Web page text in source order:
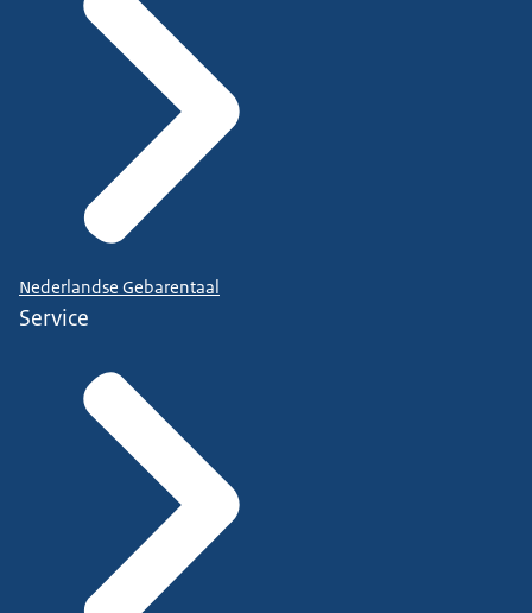
Nederlandse Gebarentaal
Service